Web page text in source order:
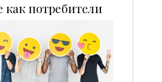
как потребители